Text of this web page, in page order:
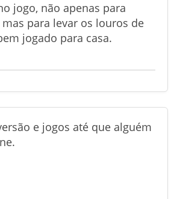
jogo, não apenas para
para levar os louros de
jogado para casa.
e jogos até que alguém